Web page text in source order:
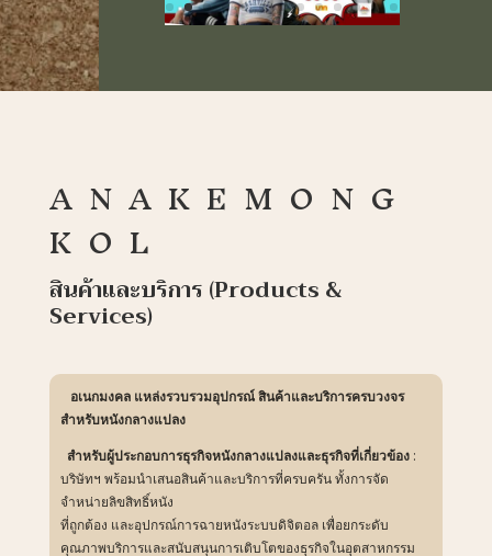
ANAKEMONG
KOL
สินค้าและบริการ (Products &
Services)
อเนกมงคล แหล่งรวบรวมอุปกรณ์ สินค้าและบริการครบวงจร
สำหรับหนังกลางแปลง
สำหรับผู้ประกอบการธุรกิจหนังกลางแปลงและธุรกิจที่เกี่ยวข้อง:
บริษัทฯ พร้อมนำเสนอสินค้าและบริการที่ครบครัน ทั้งการจัด
จำหน่ายลิขสิทธิ์หนัง
ที่ถูกต้อง และอุปกรณ์การฉายหนังระบบดิจิตอล เพื่อยกระดับ
คุณภาพบริการและสนับสนุนการเติบโตของธุรกิจในอุตสาหกรรม